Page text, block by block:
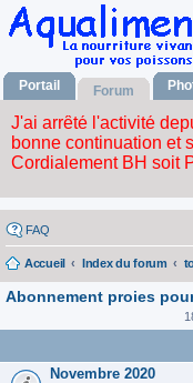
Portail Forum
FAQ
Accueil Index du forum
Abonnement proies
Novembre 2020